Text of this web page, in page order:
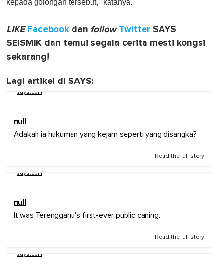
kepada golongan tersebut," katanya.
LIKE Facebook dan follow Twitter SAYS
SEISMIK dan temui segala cerita mesti kongsi
sekarang!
Lagi artikel di SAYS:
says.com
null
Adakah ia hukuman yang kejam seperti yang disangka?
Read the full story
says.com
null
It was Terengganu's first-ever public caning.
Read the full story
says.com